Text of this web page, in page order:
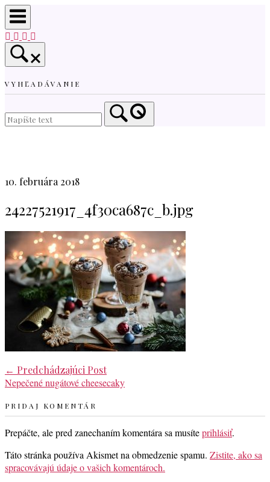
Skip
to
content
VYHĽADÁVANIE
10. februára 2018
24227521917_4f30ca687c_b.jpg
Post
navigation
← Predchádzajúci Post
Nepečené nugátové cheesecaky
PRIDAJ KOMENTÁR
Prepáčte, ale pred zanechaním komentára sa musíteprihlásiť.
Táto stránka používa Akismet na obmedzenie spamu. Zistite, ako sa
spracovávajú údaje o vašich komentároch.